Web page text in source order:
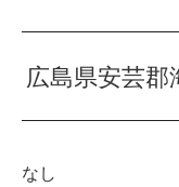
広島県安芸郡
なし